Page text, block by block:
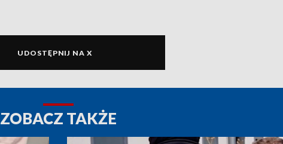
UDOSTĘPNIJ NA X
ZOBACZ TAKŻE